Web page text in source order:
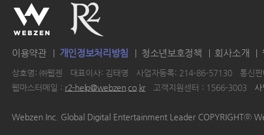
이용약관 개인정보처리방침 청소년보호정책 회사소개
상호명: ㈜웹젠 대표이사: 김태영 사업자등록: 214-86-57130
통신
웹마스터메일 : r2-help@webzen.co.kr 고객지원센터 : 1566-3003
Webzen Inc. Global Digital Entertainment Leader COPYRIGHTⓒ